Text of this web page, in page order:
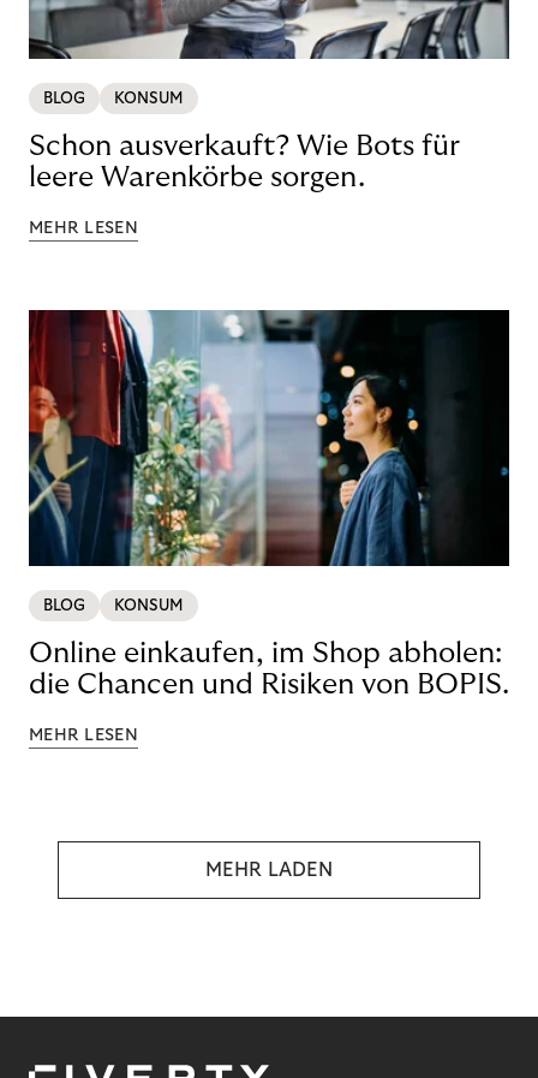
BLOG KONSUM
Schon ausverkauft? Wie Bots für
leere Warenkörbe sorgen.
MEHR LESEN
BLOG KONSUM
Online einkaufen, im Shop abholen:
die Chancen und Risiken von BOPIS.
MEHR LESEN
MEHR LADEN